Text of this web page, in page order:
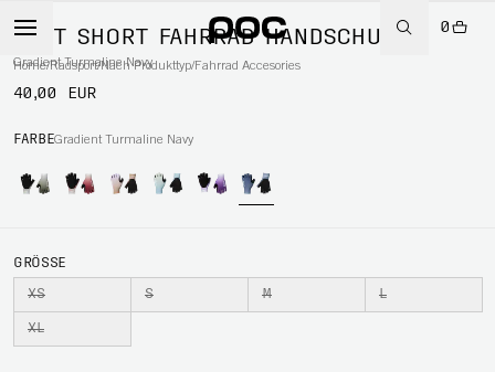
0
Home/Radsport/Nach Produkttyp/Fahrrad Accesories
DEFT SHORT FAHRRAD HANDSCHUHE
Gradient Turmaline Navy
40,00 EUR
FARBEGradient Turmaline Navy
GRÖSSE
XS S M L
XL